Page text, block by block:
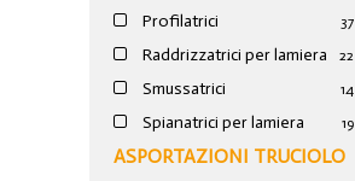
Profilatrici 37
Raddrizzatrici per lamiera 22
Smussatrici 14
Spianatrici per lamiera 19
ASPORTAZIONI TRUCIOLO